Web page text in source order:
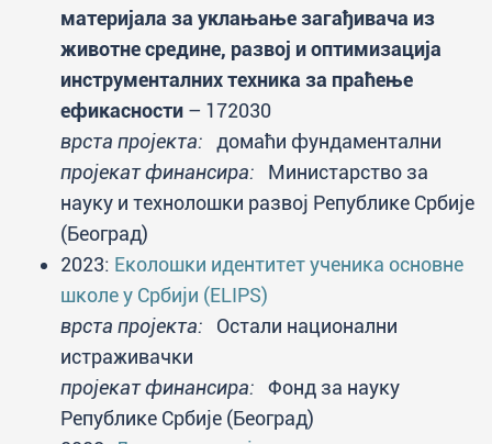
материјала за уклањање загађивача из
животне средине, развој и оптимизација
инструменталних техника за праћење
ефикасности – 172030
врста пројекта: домаћи фундаментални
пројекат финансира: Министарство за
науку и технолошки развој Републике Србије
(Београд)
2023: Еколошки идентитет ученика основнe
школe у Србији (ELIPS)
врста пројекта: Остали национални
истраживачки
пројекат финансира: Фонд за науку
Републике Србије (Београд)